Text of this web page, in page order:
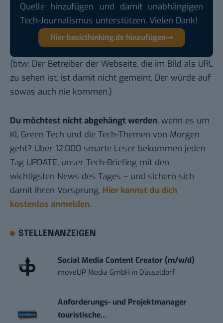
Quelle hinzufügen und damit unabhängigen
Tech-Journalismus unterstützen. Vielen Dank!
Hier basicthinking.de hinzufügen
(btw: Der Betreiber der Webseite, die im Bild als URL
zu sehen ist, ist damit nicht gemeint. Der würde auf
sowas auch nie kommen.)
Du möchtest nicht abgehängt werden, wenn es um
KI, Green Tech und die Tech-Themen von Morgen
geht? Über 12.000 smarte Leser bekommen jeden
Tag UPDATE, unser Tech-Briefing mit den
wichtigsten News des Tages – und sichern sich
damit ihren Vorsprung. Hier kannst du dich
kostenlos anmelden.
STELLENANZEIGEN
Social Media Content Creator (m/w/d)
moveUP Media GmbH in Düsseldorf
Anforderungs- und Projektmanager
touristische...